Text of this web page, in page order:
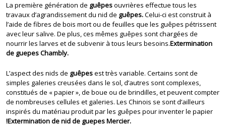
La première génération de guêpesouvrières effectue tous les
travaux d’agrandissement du nid de guêpes.Celui-ci est construit à
l’aide de fibres de bois mort ou de feuilles que les guêpes pétrissent
avec leur salive. De plus, ces mêmes guêpes sont chargées de
nourrir les larves et de subvenir à tous leurs besoins.Extermination
de guepes Chambly.
L’aspect des nids de guêpesest très variable. Certains sont de
simples galeries creusées dans le sol, d’autres sont complexes,
constitués de « papier », de boue ou de brindilles, et peuvent compter
de nombreuses cellules et galeries. Les Chinois se sont d’ailleurs
inspirés du matériau produit par les guêpes pour inventer le papier
!Extermination de nid de guepes Mercier.